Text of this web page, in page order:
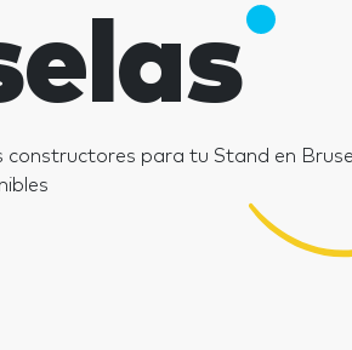
constructores para tu Stand en